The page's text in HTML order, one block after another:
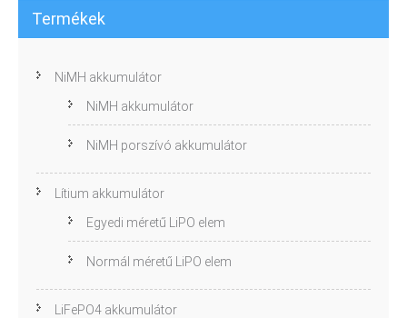
Termékek
NiMH akkumulátor
NiMH akkumulátor
NiMH porszívó akkumulátor
Lítium akkumulátor
Egyedi méretű LiPO elem
Normál méretű LiPO elem
LiFePO4 akkumulátor